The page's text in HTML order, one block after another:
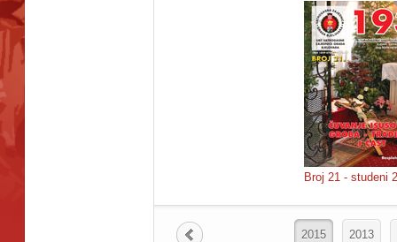
Broj 21 - studeni
2015 2013